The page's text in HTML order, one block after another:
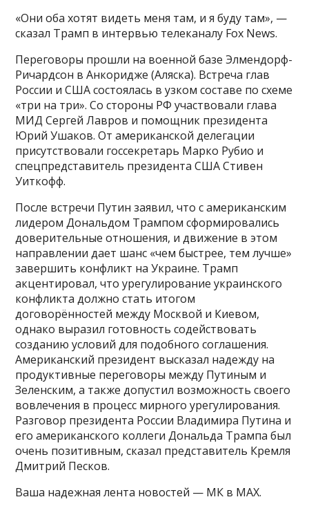
«Они оба хотят видеть меня там, и я буду там», —
сказал Трамп в интервью телеканалу Fox News.
Переговоры прошли на военной базе Элмендорф-
Ричардсон в Анкоридже (Аляска). Встреча глав
России и США состоялась в узком составе по схеме
«три на три». Со стороны РФ участвовали глава
МИД Сергей Лавров и помощник президента
Юрий Ушаков. От американской делегации
присутствовали госсекретарь Марко Рубио и
спецпредставитель президента США Стивен
Уиткофф.
После встречи Путин заявил, что с американским
лидером Дональдом Трампом сформировались
доверительные отношения, и движение в этом
направлении дает шанс «чем быстрее, тем лучше»
завершить конфликт на Украине. Трамп
акцентировал, что урегулирование украинского
конфликта должно стать итогом
договорённостей между Москвой и Киевом,
однако выразил готовность содействовать
созданию условий для подобного соглашения.
Американский президент высказал надежду на
продуктивные переговоры между Путиным и
Зеленским, а также допустил возможность своего
вовлечения в процесс мирного урегулирования.
Разговор президента России Владимира Путина и
его американского коллеги Дональда Трампа был
очень позитивным, сказал представитель Кремля
Дмитрий Песков.
Ваша надежная лента новостей — МК в MAX.